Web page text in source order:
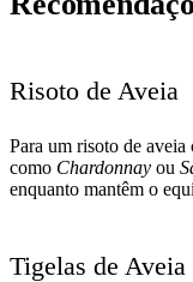
Risoto de Aveia
Para um risoto de
como Chardonnay ou
enquanto mantêm o
Tigelas de